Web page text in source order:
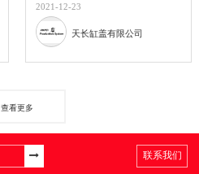
2021-12-23
天长缸盖有限公司
查看更多
联系我们